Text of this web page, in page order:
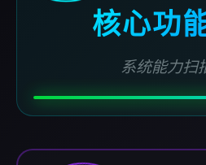
核心功
系统能力扫